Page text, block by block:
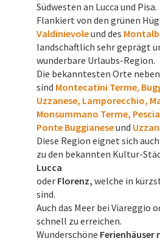
Südwesten an Lucca und Pisa.
Flankiert von den grünen
Valdinievoleund des
landschaftlich sehr geprägt
wunderbare Urlaubs-Region.
Die bekanntesten Orte
sind Montecatini Terme,
Uzzanese, Lamporecchio,
Monsummano Terme,
Ponte Buggianeseund
Diese Region eignet sich
zu den bekannten Kultur-
Lucca
oder Florenz, welche in
sind.
Auch das Meer bei Viareggio
schnell zu erreichen.
Wunderschöne Ferienhäuser